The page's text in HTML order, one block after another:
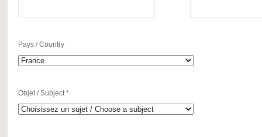
Pays / Country
Objet / Subject *